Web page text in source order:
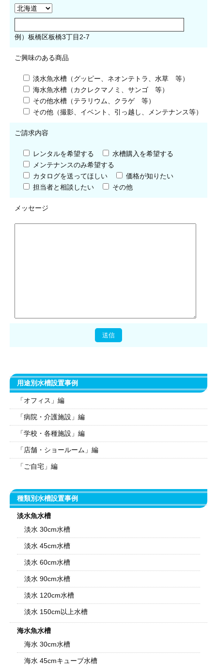
例）板橋区板橋3丁目2-7
ご興味のある商品
淡水魚水槽（グッピー、ネオンテトラ、水草 等）
海水魚水槽（カクレクマノミ、サンゴ 等）
その他水槽（テラリウム、クラゲ 等）
その他（撮影、イベント、引っ越し、メンテナンス等）
ご請求内容
レンタルを希望する
水槽購入を希望する
メンテナンスのみ希望する
カタログを送ってほしい
価格が知りたい
担当者と相談したい
その他
メッセージ
用途別水槽設置事例
「オフィス」編
「病院・介護施設」編
「学校・各種施設」編
「店舗・ショールーム」編
「ご自宅」編
種類別水槽設置事例
淡水魚水槽
淡水 30cm水槽
淡水 45cm水槽
淡水 60cm水槽
淡水 90cm水槽
淡水 120cm水槽
淡水 150cm以上水槽
海水魚水槽
海水 30cm水槽
海水 45cmキューブ水槽